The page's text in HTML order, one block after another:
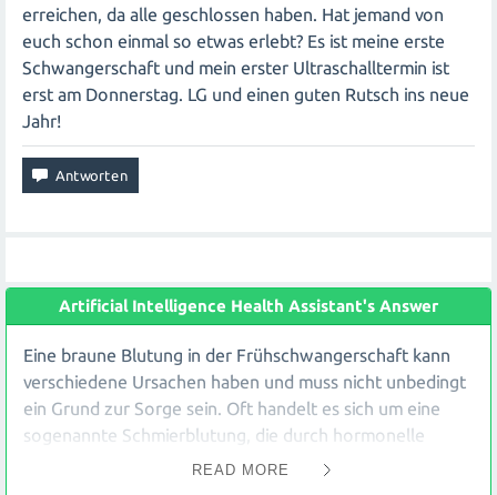
erreichen, da alle geschlossen haben. Hat jemand von
euch schon einmal so etwas erlebt? Es ist meine erste
Schwangerschaft und mein erster Ultraschalltermin ist
erst am Donnerstag. LG und einen guten Rutsch ins neue
Jahr!
Artificial Intelligence Health Assistant's Answer
Eine braune Blutung in der Frühschwangerschaft kann
verschiedene Ursachen haben und muss nicht unbedingt
ein Grund zur Sorge sein. Oft handelt es sich um eine
sogenannte Schmierblutung, die durch hormonelle
Veränderungen oder eine Einnistungsblutung verursacht
READ MORE